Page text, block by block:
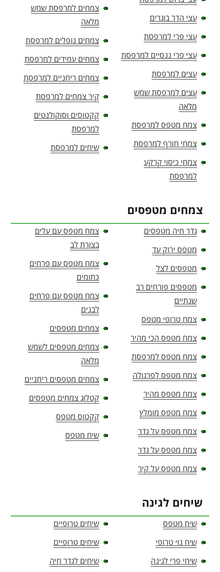
עצי הדר בוגרים
עצי פרי למרפסת
עצי פרי ננסיים למרפסת
עצים למרפסת
עצים למרפסת שמש
מלאה
צמח מטפס למרפסת
צמחי חורף למרפסת
צמחי כיסוי קרקע
למרפסת
צמחים למרפסת שמש
מלאה
צמחים נופלים למרפסת
צמחים עמידים למרפסת
צמחים ריחניים למרפסת
קיר צמחים למרפסת
קקטוסים וסוקולנטים
למרפסת
שיחים למרפסת
צמחים מטפסים
גדר חיה מטפסים
מטפס ירוק עד
מטפסים לצל
מטפסים פורחים רב
שנתיים
צמח טרופי מטפס
צמח מטפס הכי מהיר
צמח מטפס למרפסת
צמח מטפס לפרגולה
צמח מטפס מהיר
צמח מטפס מומלץ
צמח מטפס על גדר
צמח מטפס על גדר
צמח מטפס על קיר
צמח מטפס עם עלים
בצורת לב
צמח מטפס עם פרחים
כתומים
צמח מטפס עם פרחים
לבנים
צמחים מטפסים
צמחים מטפסים לשמש
מלאה
צמחים מטפסים ריחניים
קטלוג צמחים מטפסים
קקטוס מטפס
שיח מטפס
שיחים לגינה
שיח מטפס
שיח נוי טרופי
שיחי פרי לגינה
שיחים טרופיים
שיחים טרופיים
שיחים לגדר חיה